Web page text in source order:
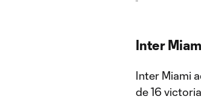
Inter
Inter Miami
de 16